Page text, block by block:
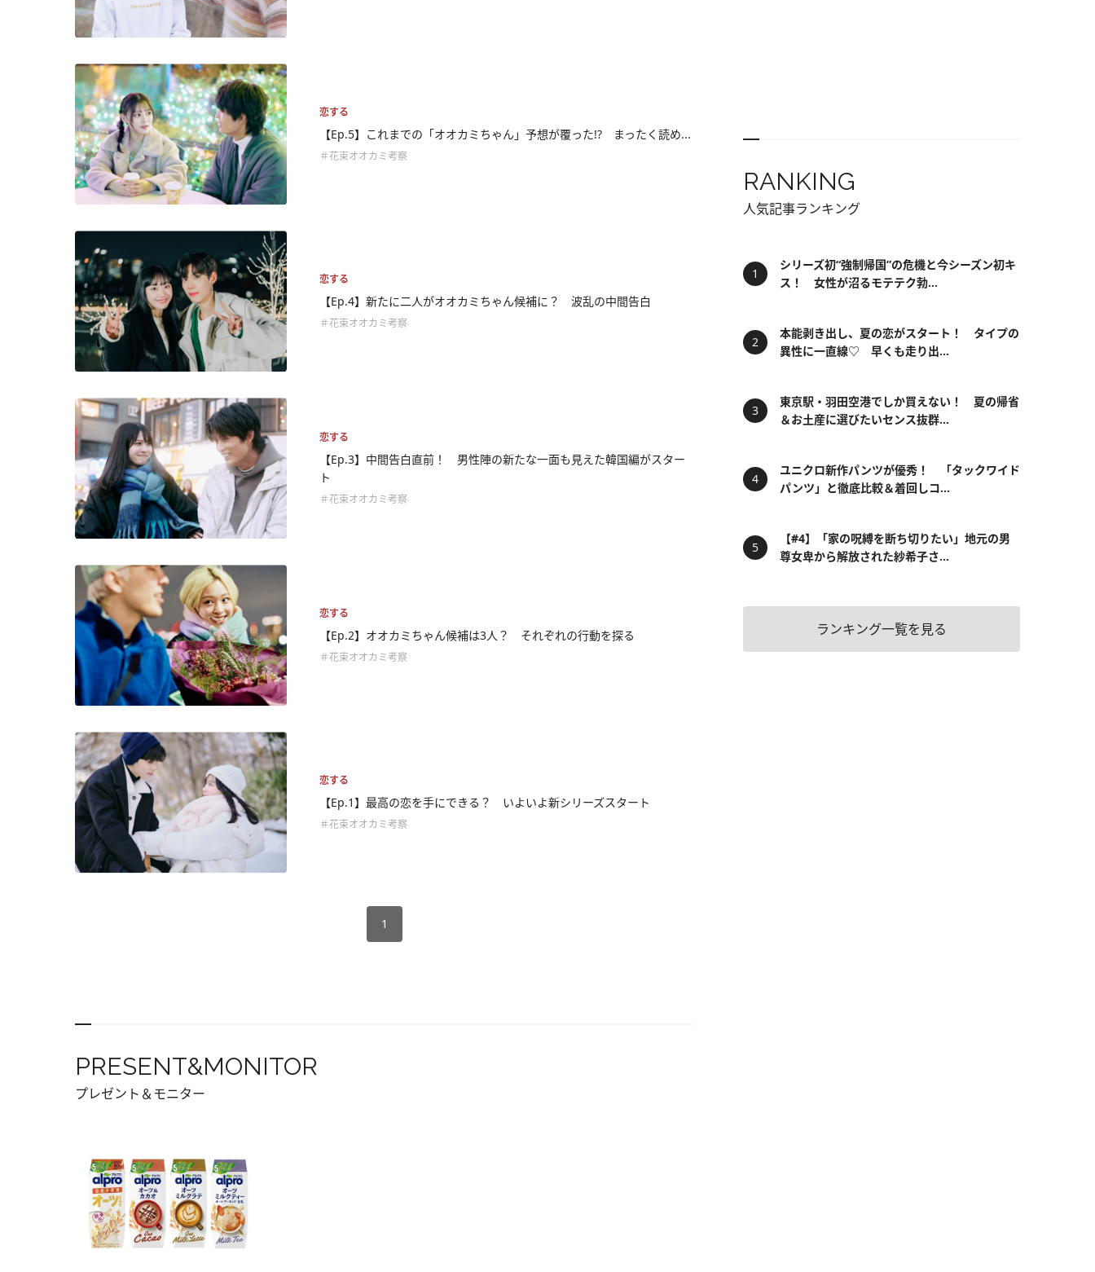
恋する
【Ep.5】これまでの「オオカミちゃん」予想が覆った!? まったく読め...
＃花束オオカミ考察
恋する
【Ep.4】新たに二人がオオカミちゃん候補に？ 波乱の中間告白
＃花束オオカミ考察
恋する
【Ep.3】中間告白直前！ 男性陣の新たな一面も見えた韓国編がスター
ト
＃花束オオカミ考察
恋する
【Ep.2】オオカミちゃん候補は3人？ それぞれの行動を探る
＃花束オオカミ考察
恋する
【Ep.1】最高の恋を手にできる？ いよいよ新シリーズスタート
＃花束オオカミ考察
1
PRESENT&MONITOR
プレゼント＆モニター
RANKING
人気記事ランキング
シリーズ初“強制帰国”の危機と今シーズン初キ
ス！ 女性が沼るモテテク勃...
本能剥き出し、夏の恋がスタート！ タイプの
異性に一直線♡ 早くも走り出...
東京駅・羽田空港でしか買えない！ 夏の帰省
＆お土産に選びたいセンス抜群...
ユニクロ新作パンツが優秀！ 「タックワイド
パンツ」と徹底比較＆着回しコ...
【#4】「家の呪縛を断ち切りたい」地元の男
尊女卑から解放された紗希子さ...
ランキング一覧を見る